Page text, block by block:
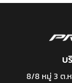
บ
8/8 หมู่ 3 ต.ห